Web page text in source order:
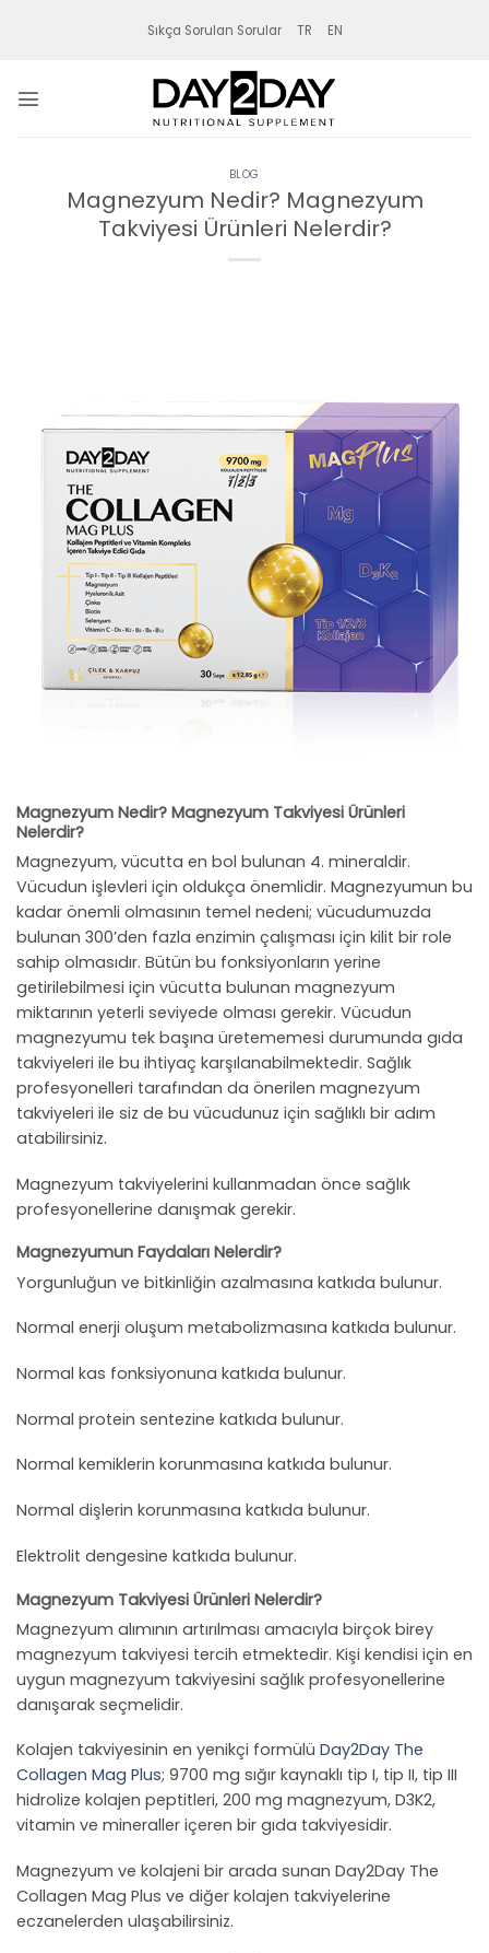
Sıkça Sorulan Sorular TR EN
BLOG
Magnezyum Nedir? Magnezyum
Takviyesi Ürünleri Nelerdir?
Magnezyum Nedir? Magnezyum Takviyesi Ürünleri
Nelerdir?
Magnezyum, vücutta en bol bulunan 4. mineraldir.
Vücudun işlevleri için oldukça önemlidir. Magnezyumun bu
kadar önemli olmasının temel nedeni; vücudumuzda
bulunan 300’den fazla enzimin çalışması için kilit bir role
sahip olmasıdır. Bütün bu fonksiyonların yerine
getirilebilmesi için vücutta bulunan magnezyum
miktarının yeterli seviyede olması gerekir. Vücudun
magnezyumu tek başına üretememesi durumunda gıda
takviyeleri ile bu ihtiyaç karşılanabilmektedir. Sağlık
profesyonelleri tarafından da önerilen magnezyum
takviyeleri ile siz de bu vücudunuz için sağlıklı bir adım
atabilirsiniz.
Magnezyum takviyelerini kullanmadan önce sağlık
profesyonellerine danışmak gerekir.
Magnezyumun Faydaları Nelerdir?
Yorgunluğun ve bitkinliğin azalmasına katkıda bulunur.
Normal enerji oluşum metabolizmasına katkıda bulunur.
Normal kas fonksiyonuna katkıda bulunur.
Normal protein sentezine katkıda bulunur.
Normal kemiklerin korunmasına katkıda bulunur.
Normal dişlerin korunmasına katkıda bulunur.
Elektrolit dengesine katkıda bulunur.
Magnezyum Takviyesi Ürünleri Nelerdir?
Magnezyum alımının artırılması amacıyla birçok birey
magnezyum takviyesi tercih etmektedir. Kişi kendisi için en
uygun magnezyum takviyesini sağlık profesyonellerine
danışarak seçmelidir.
Kolajen takviyesinin en yenikçi formülü Day2Day The
Collagen Mag Plus; 9700 mg sığır kaynaklı tip I, tip II, tip III
hidrolize kolajen peptitleri, 200 mg magnezyum, D3K2,
vitamin ve mineraller içeren bir gıda takviyesidir.
Magnezyum ve kolajeni bir arada sunan Day2Day The
Collagen Mag Plus ve diğer kolajen takviyelerine
eczanelerden ulaşabilirsiniz.